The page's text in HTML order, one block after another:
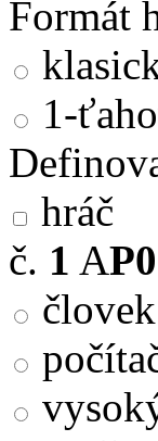
Formát
1-
hráč
č. 1 AP0
človek